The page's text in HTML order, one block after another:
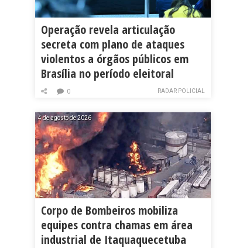
Operação revela articulação
secreta com plano de ataques
violentos a órgãos públicos em
Brasília no período eleitoral
RADAR POLICIAL
0
4 de agosto de 2026
Corpo de Bombeiros mobiliza
equipes contra chamas em área
industrial de Itaquaquecetuba